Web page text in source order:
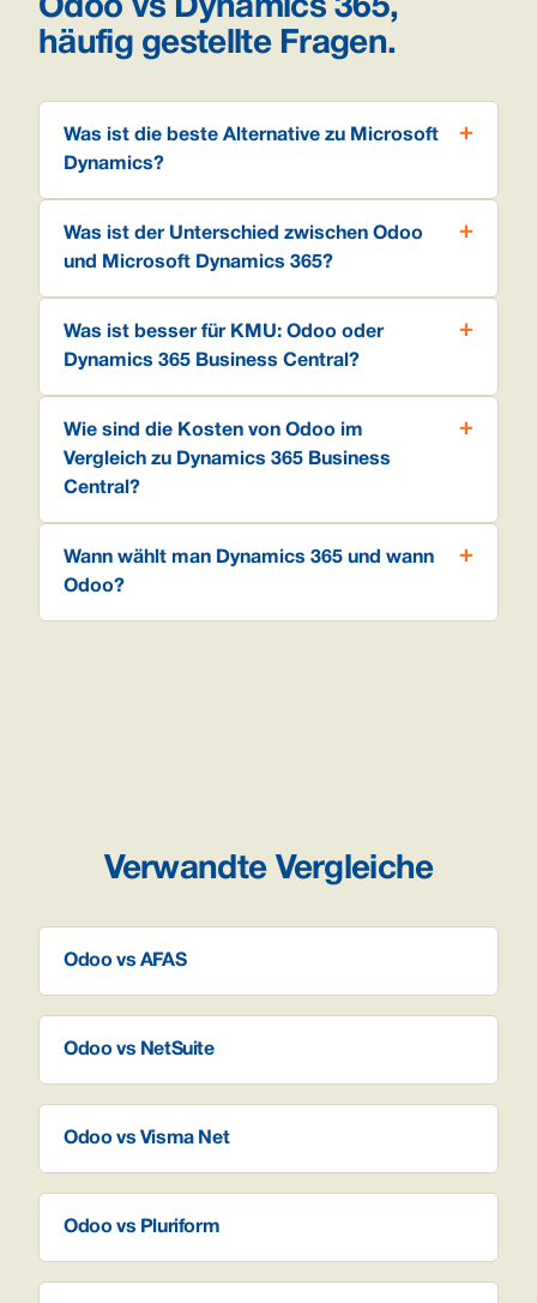
Odoo vs Dynamics 365,
häufig gestellte Fragen.
Was ist die beste Alternative zu Microsoft
Dynamics?
Was ist der Unterschied zwischen Odoo
und Microsoft Dynamics 365?
Was ist besser für KMU: Odoo oder
Dynamics 365 Business Central?
Wie sind die Kosten von Odoo im
Vergleich zu Dynamics 365 Business
Central?
Wann wählt man Dynamics 365 und wann
Odoo?
Verwandte Vergleiche
Odoo vs AFAS
Odoo vs NetSuite
Odoo vs Visma Net
Odoo vs Pluriform